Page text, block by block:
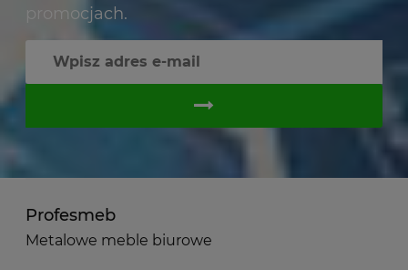
promocjach.
Profesmeb
Metalowe meble biurowe